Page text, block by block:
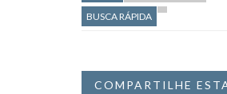
BUSCA RÁPIDA
COMPARTILHE